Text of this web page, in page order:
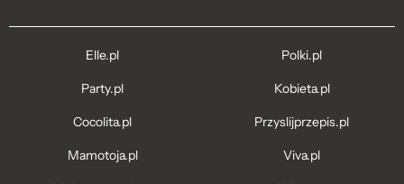
Elle.pl
Party.pl
Cocolita.pl
Mamotoja.pl
Polki.pl
Kobieta.pl
Przyslijprzepis.pl
Viva.pl